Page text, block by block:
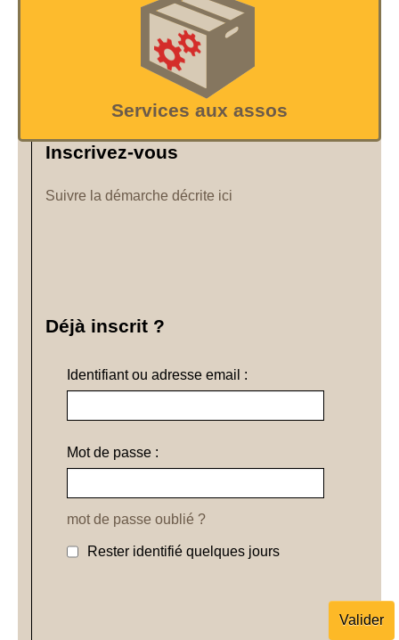
Services aux assos
Inscrivez-vous
Suivre la démarche décrite ici
Déjà inscrit ?
Identifiant ou adresse email :
Mot de passe :
mot de passe oublié ?
Rester identifié quelques jours